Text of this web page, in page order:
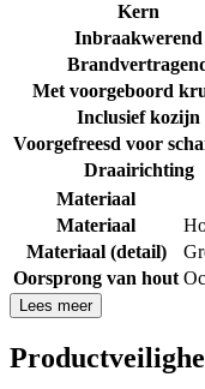
Kern
Inbraakwerend
Met voorgeboord
Inclusief kozijn
Voorgefreesd voor
Draairichting
Materiaal
Materiaal
Materiaal (detail)
Oorsprong van hout
Lees meer